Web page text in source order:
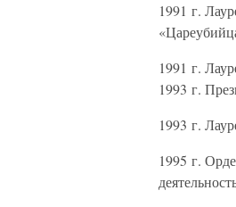
1991 г.
1991 г.
1993 г.
1993 г.
1995 г.